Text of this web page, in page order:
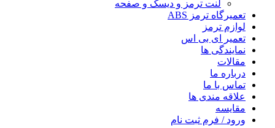
لنت ترمز و دیسک و صفحه
تعمیرگاه ترمز ABS
لوازم ترمز
تعمیر ای بی اس
نمایندگی ها
مقالات
درباره ما
تماس با ما
علاقه مندی ها
مقایسه
ورود / فرم ثبت نام